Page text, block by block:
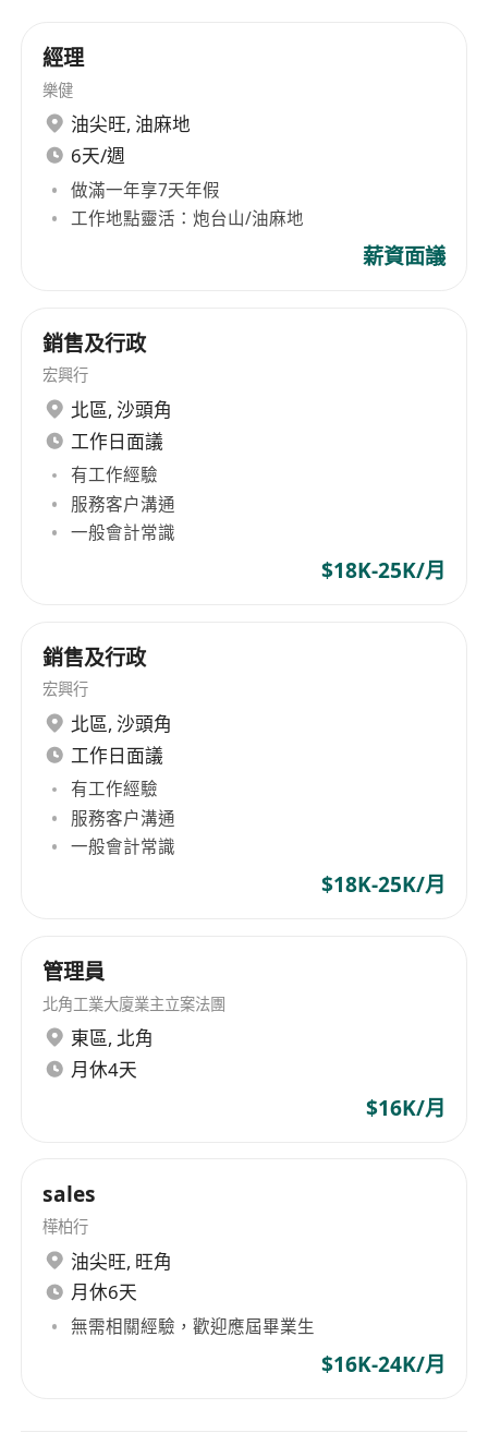
經理
樂健
油尖旺, 油麻地
6天/週
做滿一年享7天年假
工作地點靈活：炮台山/油麻地
薪資面議
銷售及行政
宏興行
北區, 沙頭角
工作日面議
有工作經驗
服務客户溝通
一般會計常識
$18K-25K/月
銷售及行政
宏興行
北區, 沙頭角
工作日面議
有工作經驗
服務客户溝通
一般會計常識
$18K-25K/月
管理員
北角工業大廈業主立案法團
東區, 北角
月休4天
$16K/月
sales
樺柏行
油尖旺, 旺角
月休6天
無需相關經驗，歡迎應屆畢業生
$16K-24K/月